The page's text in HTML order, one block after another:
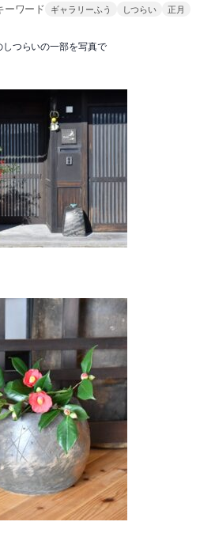
ーワード ギャラリーふう しつらい 正月
つらいの一部を写真で